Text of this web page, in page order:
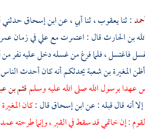
: ثنايعقوب ،ثنا أبي ، عنابن إسحاقحدثني
بن الحارثقال : اعتمرت مععليفي زمانعمر
فاغتسل ، فلما فرغ من غسله دخل عليه نفر من
المغيرة بن شعبةيحدثكم أنه كان أحدث
برسول الله صلى الله عليه وسلمقثم بن
أنه قال قبله : عنابن إسحاققال :كان
: إن خاتمي قد سقط في القبر ، وإنما طرحته